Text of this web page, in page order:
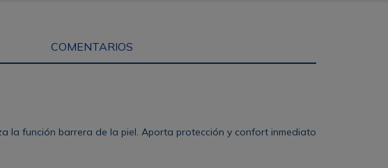
COMENTARIOS
la función barrera de la piel. Aporta protección y confort inmediato